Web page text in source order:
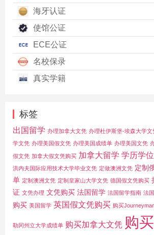
海牙认证
使馆公证
ECE公证
名校保录
真实学籍
标签
出国留学 办理加拿大文凭 办理杜伊斯堡-埃森大学文
学文凭 办理美国假文凭 办理美国成绩单 办理美国文凭
假文凭 加拿大假文凭购买 加拿大留学 学历学
洪内夫国际应用技术大学毕业文凭 定做澳洲文凭 定制
单 定制澳洲文凭 定制皇家山大学文凭 德国假文凭购买
证 文凭办理 文凭购买 法国留学 法国留学指南 法
购买 美国留学 英国假文凭购买 购买
勒冈州立大学成绩单 购买加拿大文凭 购